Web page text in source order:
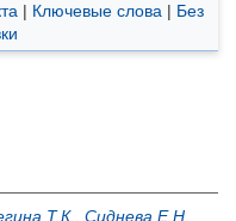
| Ключевые слова | Без
Т.К.
Сиднева Е.Н.